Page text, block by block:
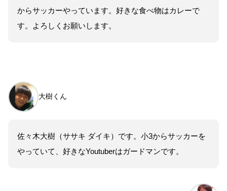
からサッカーやっています。好きな食べ物はカレーで
す。よろしくお願いします。
佐々木大樹（ササキ ダイキ）です。小3からサッカーを
やっていて、好きなYoutuberはガードマンです。
大樹くん